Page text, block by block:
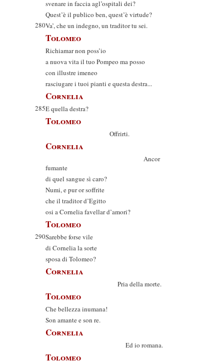
svenare in faccia agl’ospitali dei?
Quest’è il publico ben, quest’è virtude?
280Va’, che un indegno, un traditor tu sei.
Tolomeo
Richiamar non poss’io
a nuova vita il tuo Pompeo ma posso
con illustre imeneo
rasciugare i tuoi pianti e questa destra...
Cornelia
285E quella destra?
Tolomeo
Offrirti.
Cornelia
Ancor
fumante
di quel sangue sì caro?
Numi, e pur or soffrite
che il traditor d’Egitto
osi a Cornelia favellar d’amori?
Tolomeo
290Sarebbe forse vile
di Cornelia la sorte
sposa di Tolomeo?
Cornelia
Pria della morte.
Tolomeo
Che bellezza inumana!
Son amante e son re.
Cornelia
Ed io romana.
Tolomeo